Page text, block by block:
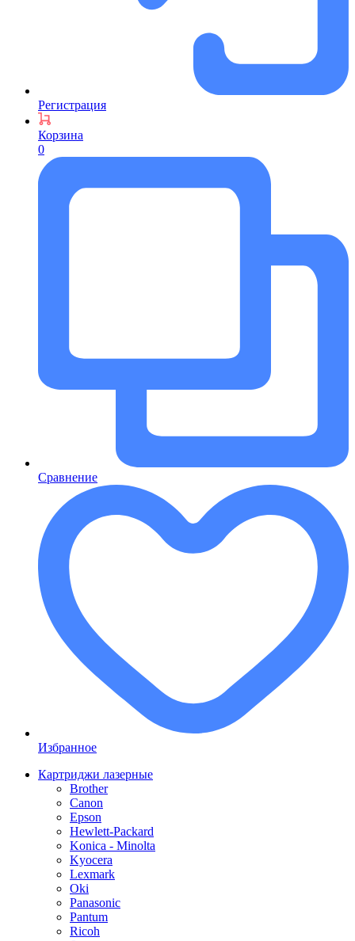
Регистрация
Корзина
0
Сравнение
Избранное
Картриджи лазерные
Brother
Canon
Epson
Hewlett-Packard
Konica - Minolta
Kyocera
Lexmark
Oki
Panasonic
Pantum
Ricoh